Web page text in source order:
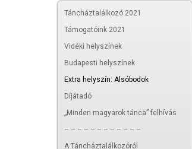
Táncháztalálkozó 2021
Támogatóink 2021
Vidéki helyszínek
Budapesti helyszínek
Extra helyszín: Alsóbodok
Díjátadó
„Minden magyarok tánca” felhívás
– – – – – – – – – – – –
A Táncháztalálkozóról